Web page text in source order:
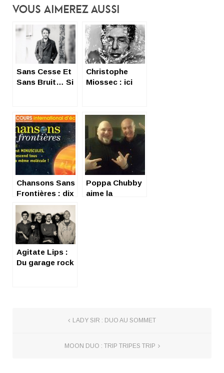
Vous Aimerez Aussi
Sans Cesse Et
Sans Bruit… Si
’était conté…
Christophe
Miossec : ici
Chansons Sans
Frontières : dix
sur dix !
Poppa Chubby
aime la
Agitate Lips :
Du garage rock
LADY SIR : DUO AU SOMMET
MOON DUO : TRIP TRIPES TRIP